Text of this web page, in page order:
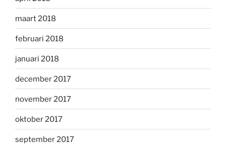
maart 2018
februari 2018
januari 2018
december 2017
november 2017
oktober 2017
september 2017